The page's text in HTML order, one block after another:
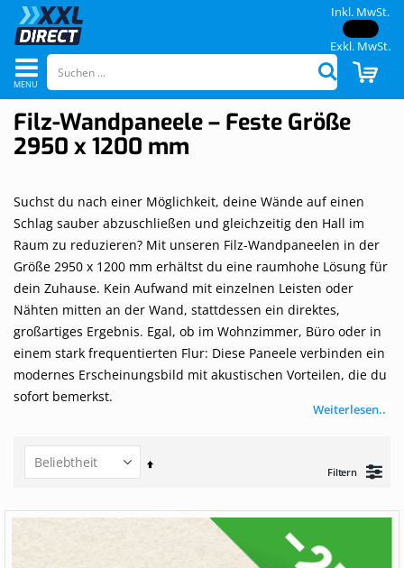
Navigation
umschalten SuchenCART
Inkl. MwSt.
Exkl. MwSt.
Weiterlesen..
Filz-Wandpaneele – Feste Größe
2950 x 1200 mm
Suchst du nach einer Möglichkeit, deine Wände auf einen
Schlag sauber abzuschließen und gleichzeitig den Hall im
Raum zu reduzieren? Mit unseren Filz-Wandpaneelen in der
Größe 2950 x 1200 mm erhältst du eine raumhohe Lösung für
dein Zuhause. Kein Aufwand mit einzelnen Leisten oder
Nähten mitten an der Wand, stattdessen ein direktes,
großartiges Ergebnis. Egal, ob im Wohnzimmer, Büro oder in
einem stark frequentierten Flur: Diese Paneele verbinden ein
modernes Erscheinungsbild mit akustischen Vorteilen, die du
sofort bemerkst.
Set
Filtern